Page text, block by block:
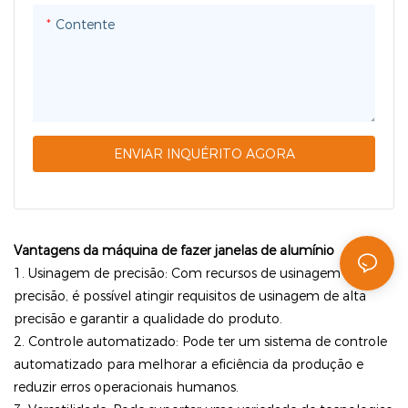
Contente
ENVIAR INQUÉRITO AGORA
Vantagens da máquina de fazer janelas de alumínio
1. Usinagem de precisão: Com recursos de usinagem de
precisão, é possível atingir requisitos de usinagem de alta
precisão e garantir a qualidade do produto.
2. Controle automatizado: Pode ter um sistema de controle
automatizado para melhorar a eficiência da produção e
reduzir erros operacionais humanos.